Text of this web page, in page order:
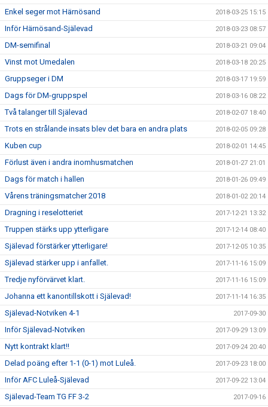
Enkel seger mot Härnösand 2018-03-25 15:15
Inför Härnösand-Själevad 2018-03-23 08:57
DM-semifinal 2018-03-21 09:04
Vinst mot Umedalen 2018-03-18 20:25
Gruppseger i DM 2018-03-17 19:59
Dags för DM-gruppspel 2018-03-16 08:22
Två talanger till Själevad 2018-02-07 18:40
Trots en strålande insats blev det bara en andra plats 2018-02-05 09:28
Kuben cup 2018-02-01 14:45
Förlust även i andra inomhusmatchen 2018-01-27 21:01
Dags för match i hallen 2018-01-26 09:49
Vårens träningsmatcher 2018 2018-01-02 20:14
Dragning i reselotteriet 2017-12-21 13:32
Truppen stärks upp ytterligare 2017-12-14 08:40
Själevad förstärker ytterligare! 2017-12-05 10:35
Själevad stärker upp i anfallet. 2017-11-16 15:09
Tredje nyförvärvet klart. 2017-11-16 15:09
Johanna ett kanontillskott i Själevad! 2017-11-14 16:35
Själevad-Notviken 4-1 2017-09-30
Inför Själevad-Notviken 2017-09-29 13:09
Nytt kontrakt klart!! 2017-09-24 20:40
Delad poäng efter 1-1 (0-1) mot Luleå. 2017-09-23 18:00
Inför AFC Luleå-Själevad 2017-09-22 13:04
Själevad-Team TG FF 3-2 2017-09-16